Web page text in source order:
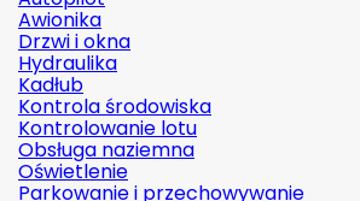
Awionika
Drzwi i okna
Hydraulika
Kadłub
Kontrola środowiska
Kontrolowanie lotu
Obsługa naziemna
Oświetlenie
Parkowanie i przechowywanie